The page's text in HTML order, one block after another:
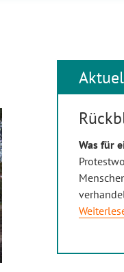
Was für